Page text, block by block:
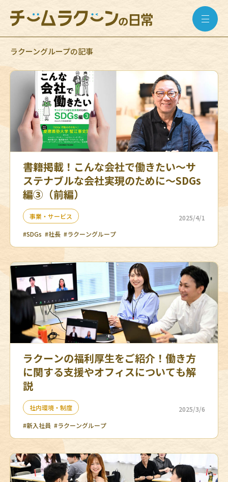
ラクーングループの記事
書籍掲載！こんな会社で働きたい〜サ
ステナブルな会社実現のために〜SDGs
編③（前編）
事業・サービス
2025/4/1
#SDGs #社長 #ラクーングループ
ラクーンの福利厚生をご紹介！働き方
に関する支援やオフィスについても解
説
社内環境・制度
2025/3/6
#新入社員 #ラクーングループ